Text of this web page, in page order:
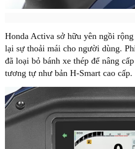
Honda Activa sở hữu yên ngồi rộng
lại sự thoải mái cho người dùng.
đã loại bỏ bánh xe thép để nâng
tương tự như bản H-Smart cao cấp.